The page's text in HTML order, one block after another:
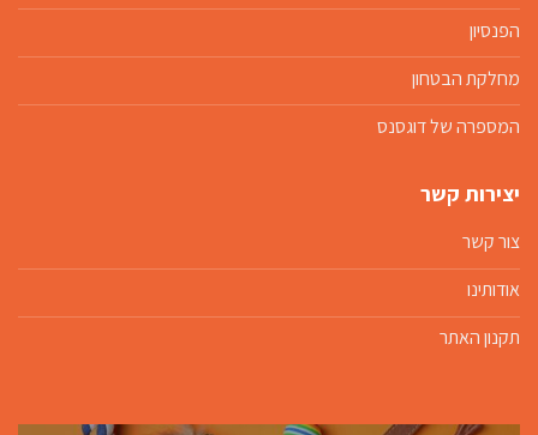
הפנסיון
מחלקת הבטחון
המספרה של דוגסנס
יצירות קשר
צור קשר
אודותינו
תקנון האתר